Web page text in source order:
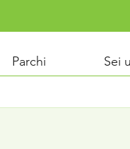
Parchi Sei